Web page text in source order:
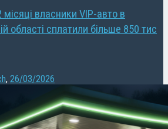
власники VIP-авто в
області сплатили більше 850 тис
, 26/03/2026